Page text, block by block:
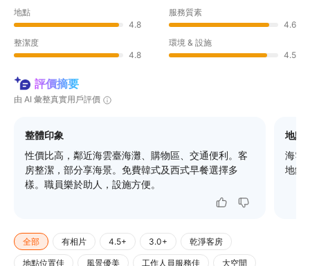
地點
4.8
服務質素
4.6
整潔度
4.8
環境 & 設施
4.5
評價摘要
由 AI 彙整真實用戶評價
整體印象
性價比高，鄰近海雲臺海灘、購物區、交通便利。客
房整潔，部分享海景。免費韓式及西式早餐選擇多
樣。職員樂於助人，設施方便。
地點
海雲
地鐵
全部 有相片 4.5+ 3.0+ 乾淨客房
地點位置佳 風景優美 工作人員服務佳 大空間